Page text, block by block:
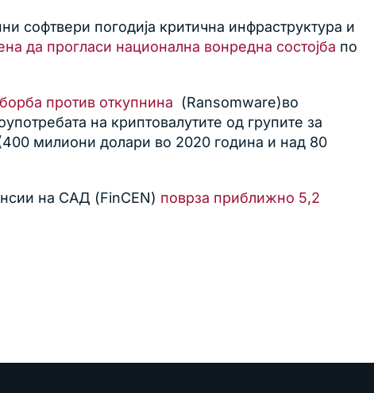
софтвери погодија критична инфраструктура и
да прогласи национална вонредна состојба по
против откупнина (Ransomware)во
на криптовалутите од групите за
милиони долари во 2020 година и над 80
на САД (FinCEN) поврза приближно 5,2